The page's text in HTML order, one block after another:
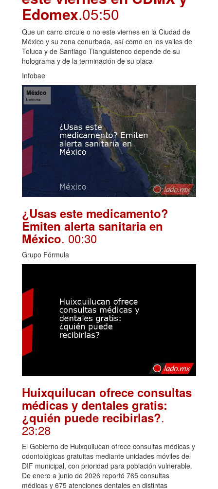
Edomex.05:50
Que un carro circule o no este viernes en la Ciudad de
México y su zona conurbada, así como en los valles de
Toluca y de Santiago Tianguistenco depende de su
holograma y de la terminación de su placa
Infobae
¿Usas este medicamento?
Emiten alerta sanitaria en
México. 00:30
Grupo Fórmula
Huixquilucan ofrece consultas
médicas y dentales gratis:
¿quién puede recibirlas?.
23:28
El Gobierno de Huixquilucan ofrece consultas médicas y
odontológicas gratuitas mediante unidades móviles del
DIF municipal, con prioridad para población vulnerable.
De enero a junio de 2026 reportó 765 consultas
médicas y 675 atenciones dentales en distintas